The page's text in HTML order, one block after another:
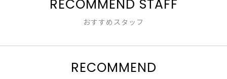
RECOMMEND STAFF
おすすめスタッフ
RECOMMEND